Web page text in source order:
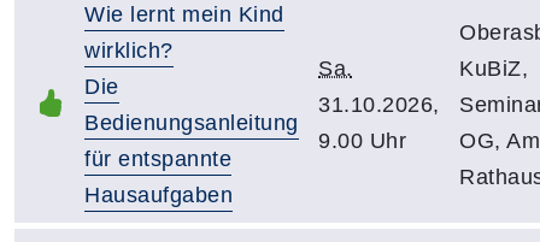
Wie lernt mein Kind
wirklich?
Die
Bedienungsanleitung
für entspannte
Hausaufgaben
Sa.
31.10.2026,
9.00 Uhr
KuBiZ,
OG, Am